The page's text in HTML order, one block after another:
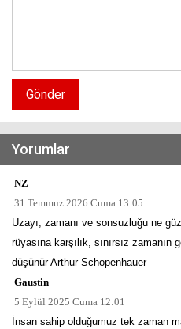
Gönder
Yorumlar
NZ
31 Temmuz 2026 Cuma 13:05
Uzayı, zamanı ve sonsuzluğu ne
rüyasına karşılık, sınırsız
düşünür Arthur Schopenhauer
Gaustin
5 Eylül 2025 Cuma 12:01
İnsan sahip olduğumuz tek zaman